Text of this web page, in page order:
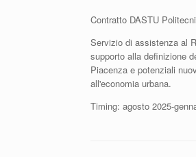
Contratto DASTU
Servizio di assistenza al
supporto alla definizione
Piacenza e potenziali
all'economia urbana.
Timing: agosto 2025-